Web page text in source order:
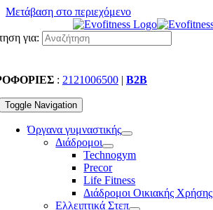
Μετάβαση στο περιεχόμενο
για:
: 2121006500 | B2B
Toggle Navigation
Όργανα γυμναστικής
Διάδρομοι
Technogym
Precor
Life Fitness
Διάδρομοι Οικιακής Χρήσης
Ελλειπτικά Στεπ